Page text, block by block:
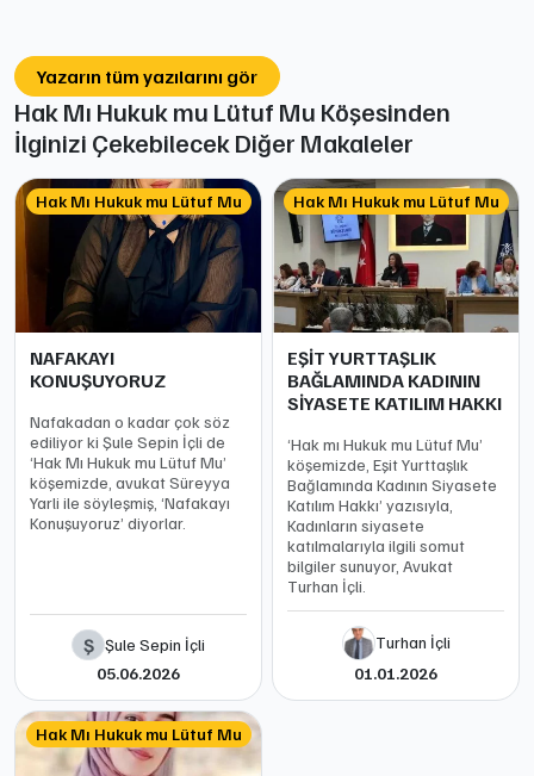
Yazarın tüm yazılarını gör
Hak Mı Hukuk mu Lütuf Mu Köşesinden
İlginizi Çekebilecek Diğer Makaleler
Hak Mı Hukuk mu Lütuf Mu
NAFAKAYI
KONUŞUYORUZ
Nafakadan o kadar çok söz
ediliyor ki Şule Sepin İçli de
‘Hak Mı Hukuk mu Lütuf Mu’
köşemizde, avukat Süreyya
Yarli ile söyleşmiş, ‘Nafakayı
Konuşuyoruz’ diyorlar.
Ş Şule Sepin İçli
05.06.2026
Hak Mı Hukuk mu Lütuf Mu
EŞİT YURTTAŞLIK
BAĞLAMINDA KADININ
SİYASETE KATILIM HAKKI
‘Hak mı Hukuk mu Lütuf Mu’
köşemizde, Eşit Yurttaşlık
Bağlamında Kadının Siyasete
Katılım Hakkı’ yazısıyla,
Kadınların siyasete
katılmalarıyla ilgili somut
bilgiler sunuyor, Avukat
Turhan İçli.
Turhan İçli
01.01.2026
Hak Mı Hukuk mu Lütuf Mu